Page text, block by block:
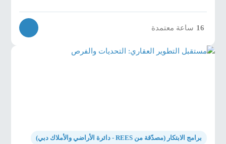
16 ساعة معتمدة
برامج الابتكار (مصدّقة من REES - دائرة الأراضي والأملاك دبي)